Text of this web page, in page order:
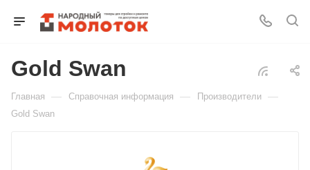
Gold Swan
Главная — Справочная информация — Производители —
Gold Swan
Для клиентов всех банков
Разбейте